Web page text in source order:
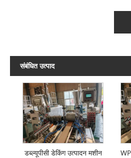
संबंधित उत्पाद
डब्ल्यूपीसी डेकिंग उत्पादन मशीन